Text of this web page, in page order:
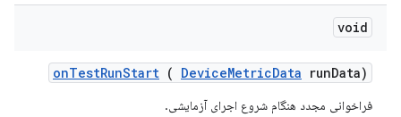
void
onTestRunStart ( DeviceMetricData runData)
فراخوانی مجدد هنگام شروع اجرای آزمایشی.